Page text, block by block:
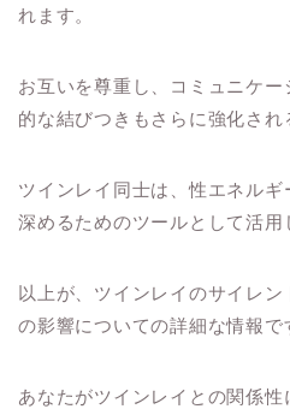
れます。
お互いを尊重し、コミュニケ
的な結びつきもさらに強化され
ツインレイ同士は、性エネル
深めるためのツールとして活用
以上が、ツインレイのサイレ
の影響についての詳細な情報で
あなたがツインレイとの関係性